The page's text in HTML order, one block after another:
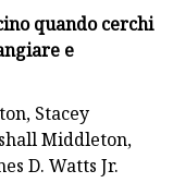
quando cerchi
e
Stacey
Middleton,
D. Watts Jr.